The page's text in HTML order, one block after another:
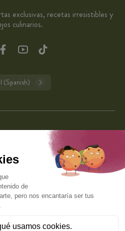
exclusivas, recetas irresistibles y
culinarios.
(Spanish)
14:00 a 16:00 (excepto días festivos en
una calificación de 4,7 sobre 5
reseñas auténticas. Gracias